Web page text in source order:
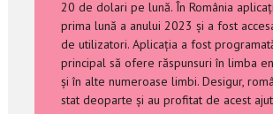
20 de dolari pe lună. În România
prima lună a anului 2023 și a fost
de utilizatori. Aplicația a fost
principal să ofere răspunsuri în limba
și în alte numeroase limbi. Desigur,
stat deoparte și au profitat de acest